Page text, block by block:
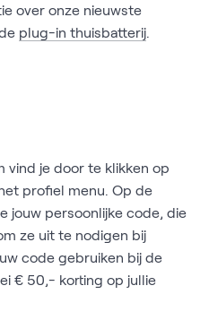
over onze nieuwste
plug-in thuisbatterij.
vind je door te klikken op
profiel menu. Op de
jouw persoonlijke code, die
ze uit te nodigen bij
code gebruiken bij de
€ 50,- korting op jullie